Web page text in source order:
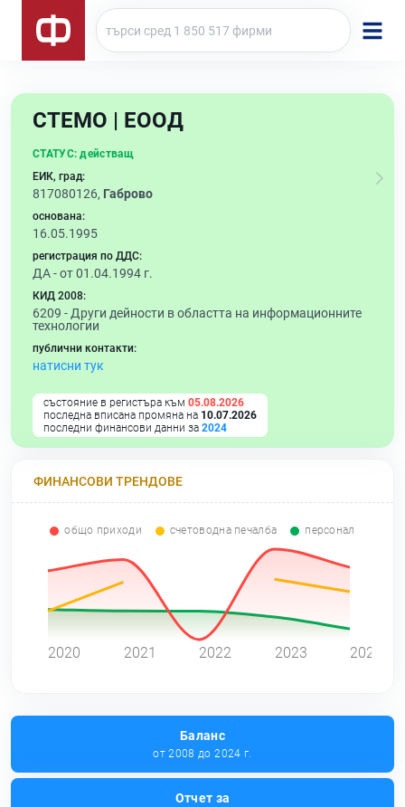
СТЕМО | ЕООД
СТАТУС: действащ
ЕИК, град:
817080126, Габрово
основана:
16.05.1995
регистрация по ДДС:
ДА - от 01.04.1994 г.
КИД 2008:
6209 - Други дейности в областта на информационните
технологии
публични контакти:
натисни тук
състояние в регистъра към 05.08.2026
последна вписана промяна на 10.07.2026
последни финансови данни за 2024
ФИНАНСОВИ ТРЕНДОВЕ
общо приходи счетоводна печалба персонал
2020 2021 2022 2023 2024
Баланс
от 2008 до 2024 г.
Отчет за